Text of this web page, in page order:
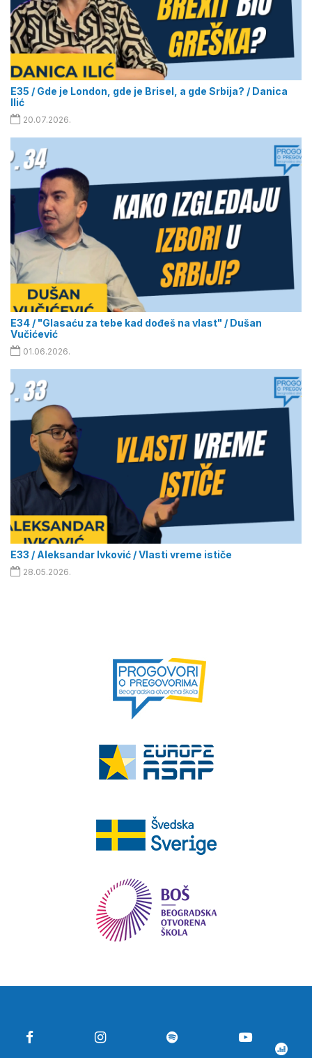
E35 / Gde je London, gde je Brisel, a gde Srbija? / Danica
Ilić
20.07.2026.
E34 / "Glasaću za tebe kad dođeš na vlast" / Dušan
Vučićević
01.06.2026.
E33 / Aleksandar Ivković / Vlasti vreme ističe
28.05.2026.